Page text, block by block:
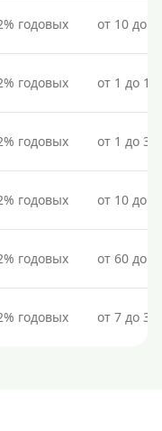
годовых от 10 до
годовых от 1 до
годовых от 1 до
годовых от 10 до
годовых от 60 до
годовых от 7 до